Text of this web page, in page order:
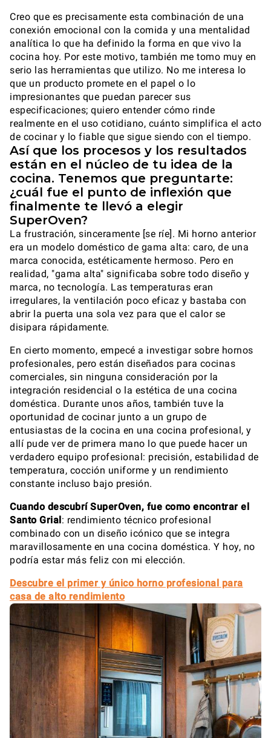
Creo que es precisamente esta combinación de una
conexión emocional con la comida y una mentalidad
analítica lo que ha definido la forma en que vivo la
cocina hoy. Por este motivo, también me tomo muy en
serio las herramientas que utilizo. No me interesa lo
que un producto promete en el papel o lo
impresionantes que puedan parecer sus
especificaciones; quiero entender cómo rinde
realmente en el uso cotidiano, cuánto simplifica el acto
de cocinar y lo fiable que sigue siendo con el tiempo.
Así que los procesos y los resultados
están en el núcleo de tu idea de la
cocina. Tenemos que preguntarte:
¿cuál fue el punto de inflexión que
finalmente te llevó a elegir
SuperOven?
La frustración, sinceramente [se ríe]. Mi horno anterior
era un modelo doméstico de gama alta: caro, de una
marca conocida, estéticamente hermoso. Pero en
realidad, "gama alta" significaba sobre todo diseño y
marca, no tecnología. Las temperaturas eran
irregulares, la ventilación poco eficaz y bastaba con
abrir la puerta una sola vez para que el calor se
disipara rápidamente.
En cierto momento, empecé a investigar sobre hornos
profesionales, pero están diseñados para cocinas
comerciales, sin ninguna consideración por la
integración residencial o la estética de una cocina
doméstica. Durante unos años, también tuve la
oportunidad de cocinar junto a un grupo de
entusiastas de la cocina en una cocina profesional, y
allí pude ver de primera mano lo que puede hacer un
verdadero equipo profesional: precisión, estabilidad de
temperatura, cocción uniforme y un rendimiento
constante incluso bajo presión.
Cuando descubrí SuperOven, fue como encontrar el
Santo Grial: rendimiento técnico profesional
combinado con un diseño icónico que se integra
maravillosamente en una cocina doméstica. Y hoy, no
podría estar más feliz con mi elección.
Descubre el primer y único horno profesional para
casa de alto rendimiento